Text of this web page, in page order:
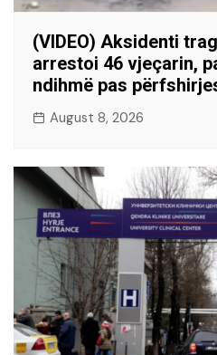
(VIDEO) Aksidenti
arrestoi 46 vjeçarin,
ndihmë pas
August 8, 2026